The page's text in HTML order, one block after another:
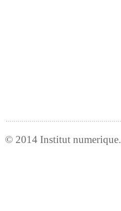
© 2014 Institut numerique.